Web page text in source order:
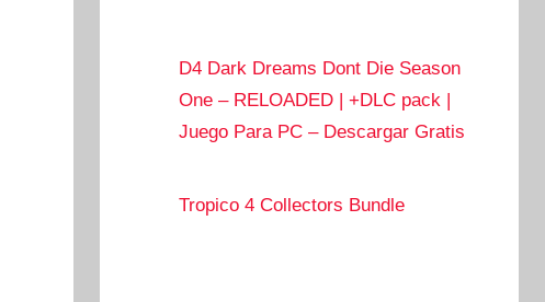
D4 Dark Dreams Dont Die Season
One – RELOADED | +DLC pack |
Juego Para PC – Descargar Gratis
Tropico 4 Collectors Bundle